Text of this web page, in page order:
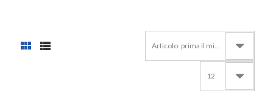
Articolo: prima il minore
12